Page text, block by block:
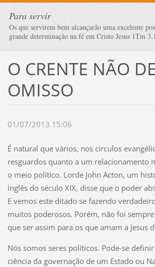
Para servir
Os que servirem bem alcançarão uma excelente
grande determinação na fé em Cristo Jesus 1Tm
O CRENTE NÃO
OMISSO
01/07/2013 15:06
É natural que vários, nos círculos
resguardos quanto a um relacionamento
o meio político. Lorde John Acton, um
inglês do século XIX, disse que o poder
E vemos este ditado se fazendo
muitos poderosos. Porém, não foi
que ser assim para os que amam a Jesus
Nós somos seres políticos. Pode-se
ciência da governação de um Estado ou